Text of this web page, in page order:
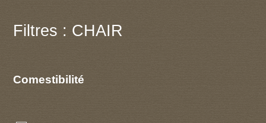
Filtres : CHAIR
Comestibilité